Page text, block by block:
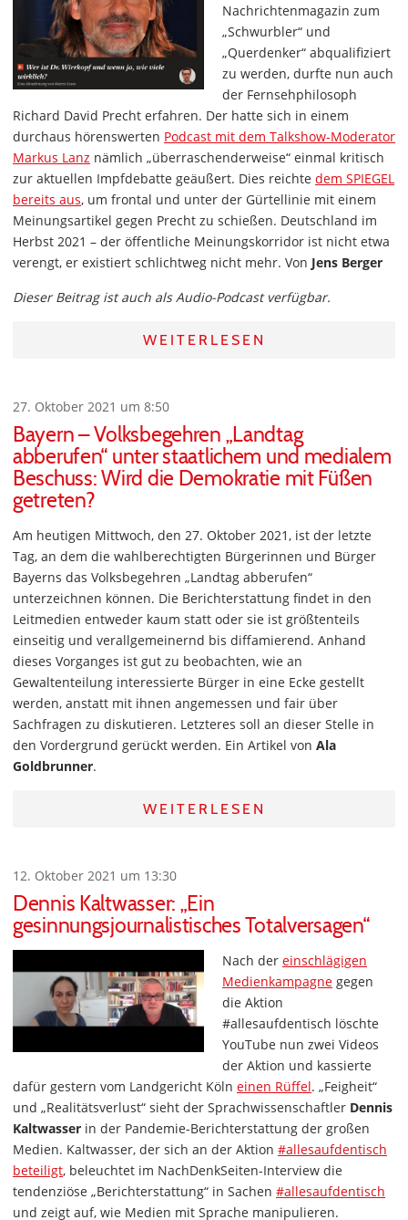
Nachrichtenmagazin zum
„Schwurbler“ und
„Querdenker“ abqualifiziert
zu werden, durfte nun auch
der Fernsehphilosoph
Richard David Precht erfahren. Der hatte sich in einem
durchaus hörenswerten Podcast mit dem Talkshow-Moderator
Markus Lanz nämlich „überraschenderweise“ einmal kritisch
zur aktuellen Impfdebatte geäußert. Dies reichte dem SPIEGEL
bereits aus, um frontal und unter der Gürtellinie mit einem
Meinungsartikel gegen Precht zu schießen. Deutschland im
Herbst 2021 – der öffentliche Meinungskorridor ist nicht etwa
verengt, er existiert schlichtweg nicht mehr. Von Jens Berger
Dieser Beitrag ist auch als Audio-Podcast verfügbar.
WEITERLESEN
27. Oktober 2021 um 8:50
Bayern – Volksbegehren „Landtag
abberufen“ unter staatlichem und medialem
Beschuss: Wird die Demokratie mit Füßen
getreten?
Am heutigen Mittwoch, den 27. Oktober 2021, ist der letzte
Tag, an dem die wahlberechtigten Bürgerinnen und Bürger
Bayerns das Volksbegehren „Landtag abberufen“
unterzeichnen können. Die Berichterstattung findet in den
Leitmedien entweder kaum statt oder sie ist größtenteils
einseitig und verallgemeinernd bis diffamierend. Anhand
dieses Vorganges ist gut zu beobachten, wie an
Gewaltenteilung interessierte Bürger in eine Ecke gestellt
werden, anstatt mit ihnen angemessen und fair über
Sachfragen zu diskutieren. Letzteres soll an dieser Stelle in
den Vordergrund gerückt werden. Ein Artikel von Ala
Goldbrunner.
WEITERLESEN
12. Oktober 2021 um 13:30
Dennis Kaltwasser: „Ein
gesinnungsjournalistisches Totalversagen“
Nach der einschlägigen
Medienkampagne gegen
die Aktion
#allesaufdentisch löschte
YouTube nun zwei Videos
der Aktion und kassierte
dafür gestern vom Landgericht Köln einen Rüffel. „Feigheit“
und „Realitätsverlust“ sieht der Sprachwissenschaftler Dennis
Kaltwasser in der Pandemie-Berichterstattung der großen
Medien. Kaltwasser, der sich an der Aktion #allesaufdentisch
beteiligt, beleuchtet im NachDenkSeiten-Interview die
tendenziöse „Berichterstattung“ in Sachen #allesaufdentisch
und zeigt auf, wie Medien mit Sprache manipulieren.